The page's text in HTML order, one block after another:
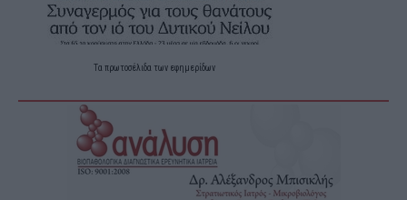
Τα πρωτοσέλιδα των εφημερίδων